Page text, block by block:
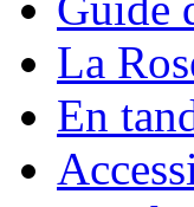
La
En